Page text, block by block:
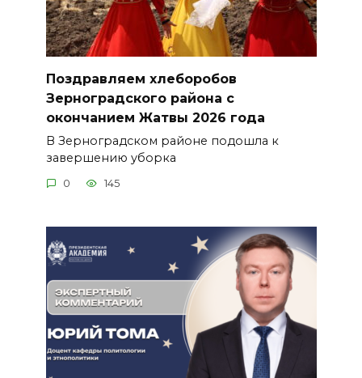
Поздравляем хлеборобов
Зерноградского района с
окончанием Жатвы 2026 года
В Зерноградском районе подошла к
завершению уборка
0 145